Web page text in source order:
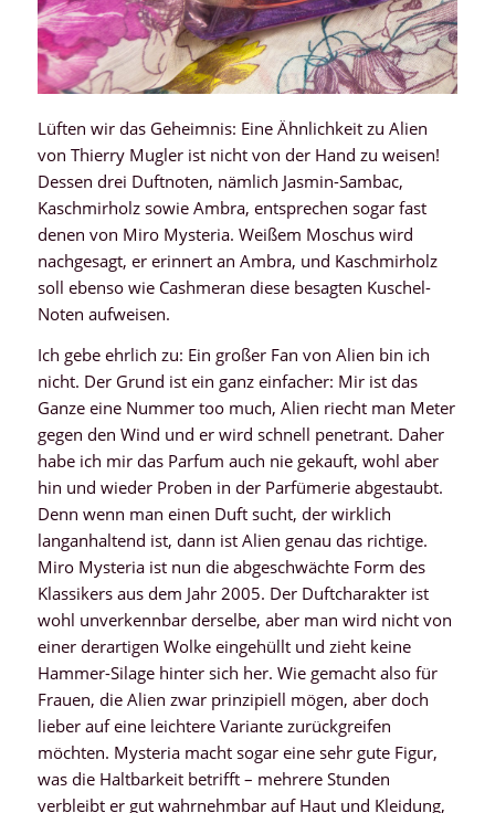
Lüften wir das Geheimnis: Eine Ähnlichkeit zu Alien
von Thierry Mugler ist nicht von der Hand zu weisen!
Dessen drei Duftnoten, nämlich Jasmin-Sambac,
Kaschmirholz sowie Ambra, entsprechen sogar fast
denen von Miro Mysteria. Weißem Moschus wird
nachgesagt, er erinnert an Ambra, und Kaschmirholz
soll ebenso wie Cashmeran diese besagten Kuschel-
Noten aufweisen.
Ich gebe ehrlich zu: Ein großer Fan von Alien bin ich
nicht. Der Grund ist ein ganz einfacher: Mir ist das
Ganze eine Nummer too much, Alien riecht man Meter
gegen den Wind und er wird schnell penetrant. Daher
habe ich mir das Parfum auch nie gekauft, wohl aber
hin und wieder Proben in der Parfümerie abgestaubt.
Denn wenn man einen Duft sucht, der wirklich
langanhaltend ist, dann ist Alien genau das richtige.
Miro Mysteria ist nun die abgeschwächte Form des
Klassikers aus dem Jahr 2005. Der Duftcharakter ist
wohl unverkennbar derselbe, aber man wird nicht von
einer derartigen Wolke eingehüllt und zieht keine
Hammer-Silage hinter sich her. Wie gemacht also für
Frauen, die Alien zwar prinzipiell mögen, aber doch
lieber auf eine leichtere Variante zurückgreifen
möchten. Mysteria macht sogar eine sehr gute Figur,
was die Haltbarkeit betrifft – mehrere Stunden
verbleibt er gut wahrnehmbar auf Haut und Kleidung,